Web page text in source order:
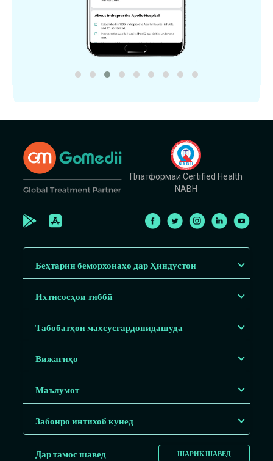
Платформаи Certified Health
NABH
Беҳтарин беморхонаҳо дар Ҳиндустон
Ихтисосҳои тиббӣ
Табобатҳои махсусгардонидашуда
Вижагиҳо
Маълумот
Забонро интихоб кунед
ШАРИК ШАВЕД
Дар тамос шавед